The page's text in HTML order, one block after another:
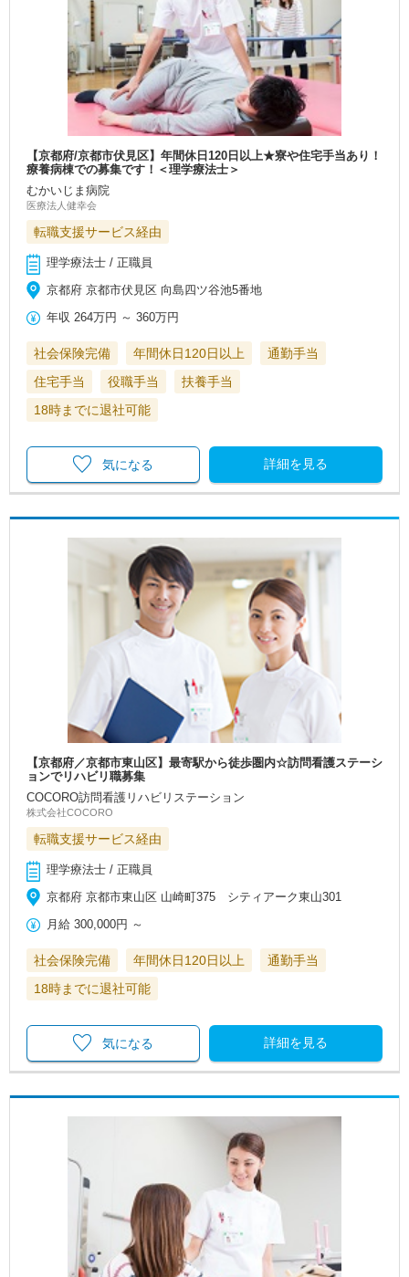
【京都府/京都市伏見区】年間休日120日以上★寮や住宅手当あり！
療養病棟での募集です！＜理学療法士＞
むかいじま病院
医療法人健幸会
転職支援サービス経由
理学療法士 / 正職員
京都府 京都市伏見区 向島四ツ谷池5番地
年収 264万円 ～360万円
社会保険完備 年間休日120日以上
通勤手当
住宅手当
役職手当
扶養手当
18時までに退社可能
詳細を見る
気になる
【京都府／京都市東山区】最寄駅から徒歩圏内☆訪問看護ステーシ
ョンでリハビリ職募集
COCORO訪問看護リハビリステーション
株式会社COCORO
転職支援サービス経由
理学療法士 / 正職員
京都府 京都市東山区 山崎町375 シティアーク東山301
月給 300,000円 ～
社会保険完備 年間休日120日以上
通勤手当
18時までに退社可能
詳細を見る
気になる